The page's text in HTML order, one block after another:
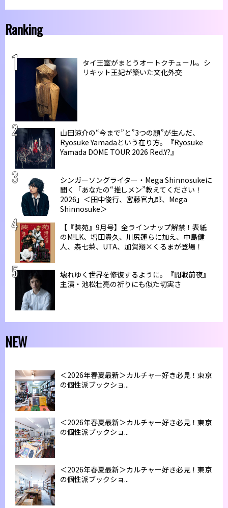
Ranking
タイ王室がまとうオートクチュール。シ
リキット王妃が築いた文化外交
山田涼介の“今まで”と”3つの顔”が生んだ、
Ryosuke Yamadaという在り方。『Ryosuke
Yamada DOME TOUR 2026 Red.Y?』
シンガーソングライター・Mega Shinnosukeに
聞く「あなたの“推しメン”教えてください！
2026」＜田中俊行、宮藤官九郎、Mega
Shinnosuke＞
【『装苑』9月号】全ラインナップ解禁！表紙
のM!LK、増田貴久、川尻蓮らに加え、中島健
人、森七菜、UTA、加賀翔×くるまが登場！
壊れゆく世界を修復するように。『開戦前夜』
主演・池松壮亮の祈りにも似た切実さ
NEW
＜2026年春夏最新＞カルチャー好き必見！東京
の個性派ブックショ...
＜2026年春夏最新＞カルチャー好き必見！東京
の個性派ブックショ...
＜2026年春夏最新＞カルチャー好き必見！東京
の個性派ブックショ...